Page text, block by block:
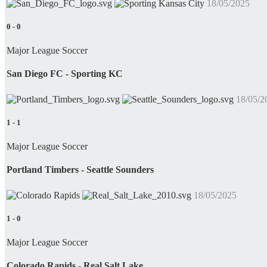
18/05/2025
0 - 0
Major League Soccer
San Diego FC - Sporting KC
18/05/
1 - 1
Major League Soccer
Portland Timbers - Seattle Sounders
18/05/2025
1 - 0
Major League Soccer